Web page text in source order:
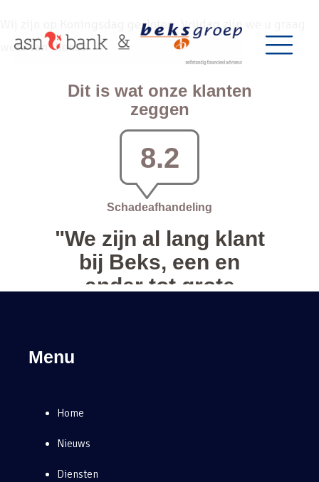
Wij zijn op Koningsdag gesloten. Vrijdag zijn we u graag
weer van dienst!
Menu
Home
Nieuws
Diensten